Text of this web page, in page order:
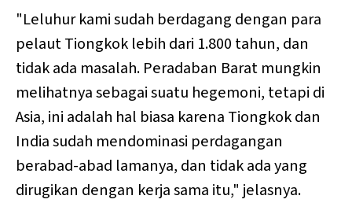
"Leluhur kami sudah berdagang dengan para
pelaut Tiongkok lebih dari 1.800 tahun, dan
tidak ada masalah. Peradaban Barat mungkin
melihatnya sebagai suatu hegemoni, tetapi di
Asia, ini adalah hal biasa karena Tiongkok dan
India sudah mendominasi perdagangan
berabad-abad lamanya, dan tidak ada yang
dirugikan dengan kerja sama itu," jelasnya.